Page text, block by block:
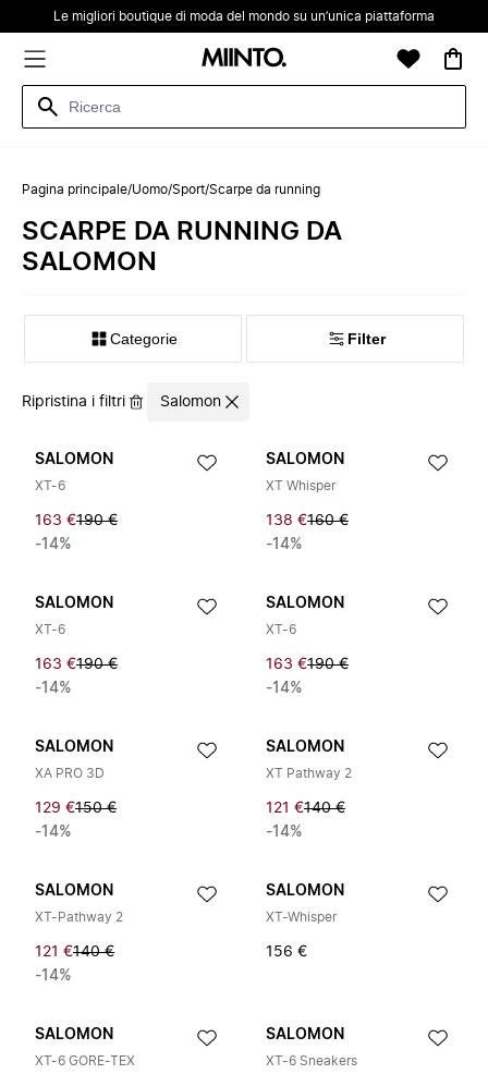
Le migliori boutique di moda del mondo su un’unica piattaforma
Pagina principale/Uomo/Sport/Scarpe da running
SCARPE DA RUNNING DA
SALOMON
Categorie Filter
Ripristina i filtri Salomon
SALOMON
XT-6
163 €190 €
-14%
SALOMON
XT Whisper
138 €160 €
-14%
SALOMON
XT-6
163 €190 €
-14%
SALOMON
XT-6
163 €190 €
-14%
SALOMON
XA PRO 3D
129 €150 €
-14%
SALOMON
XT Pathway 2
121 €140 €
-14%
SALOMON
XT-Pathway 2
121 €140 €
-14%
SALOMON
XT-Whisper
156 €
SALOMON
XT-6 GORE-TEX
SALOMON
XT-6 Sneakers